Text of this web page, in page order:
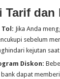
Tarif dan
Tol: Jika Anda
sebelum
kejutan
Diskon:
dapat